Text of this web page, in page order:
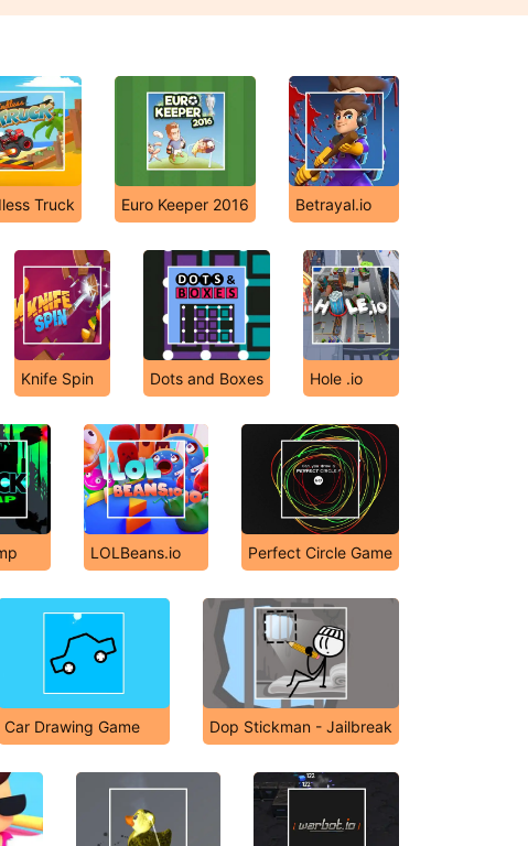
Truck Euro Keeper 2016 Betrayal.io
Knife Spin Dots and Boxes Hole .io
LOLBeans.io Perfect Circle Game
Car Drawing Game Dop Stickman - Jailbreak